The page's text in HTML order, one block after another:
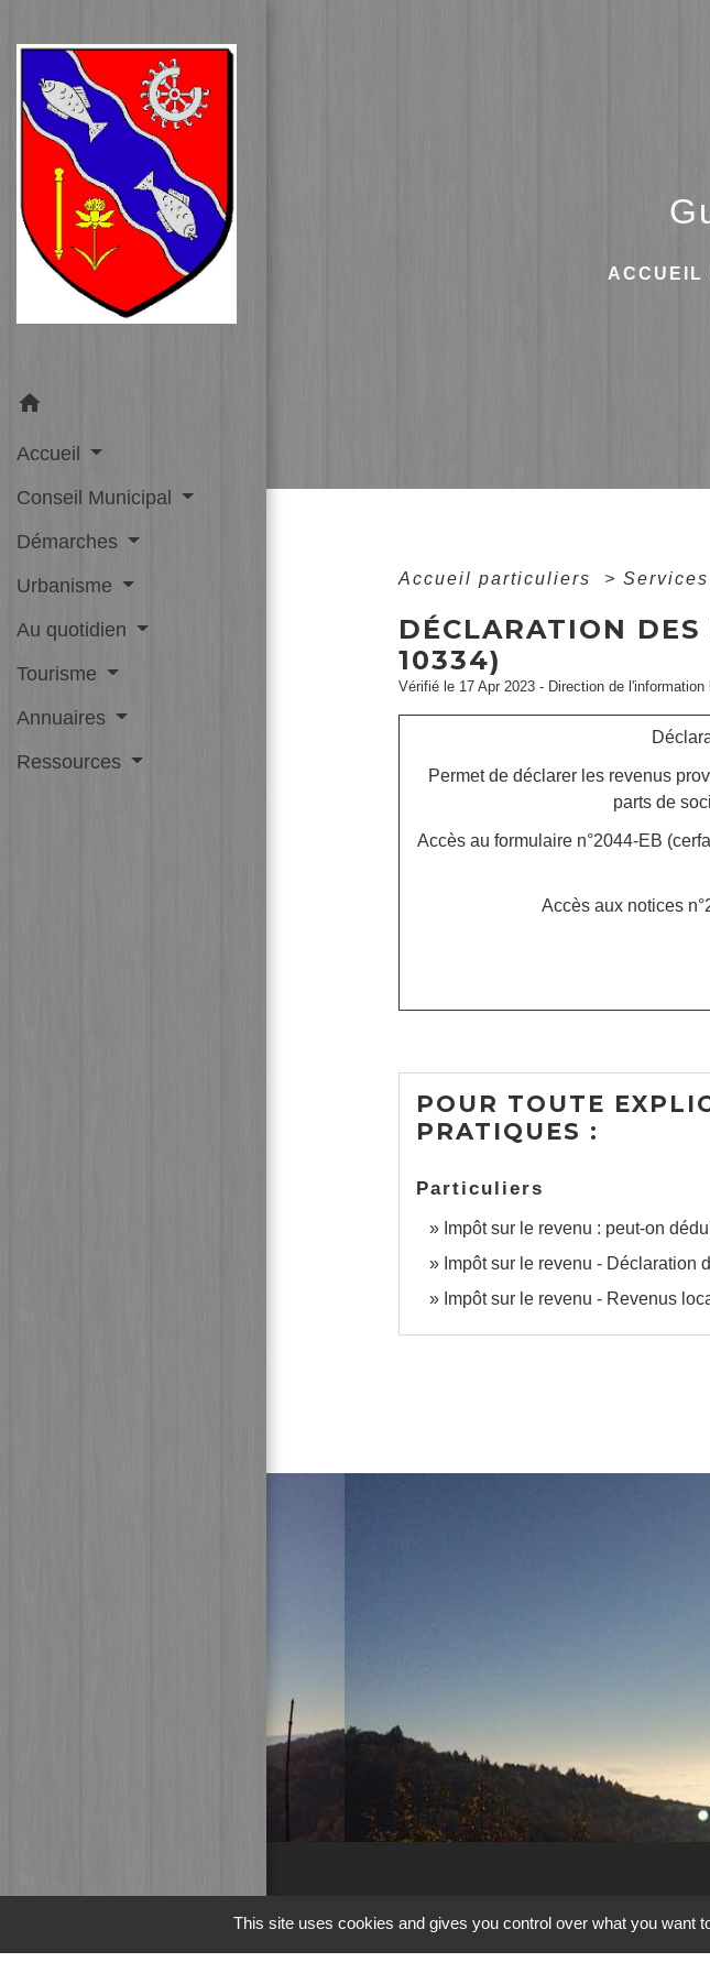
home
Accueil
Conseil Municipal
Démarches
Urbanisme
Au quotidien
Tourisme
Annuaires
Ressources
ACCUEIL
Accueil particuliers >
DÉCLARATION
10334)
Vérifié le 17 Apr 2023 - Direction de
Permet de déclarer les revenus
parts de
Accès au formulaire n°2044-EB
Accès aux notices
POUR TOUTE
PRATIQUES :
Particuliers
Impôt sur le revenu : peut-on
Impôt sur le revenu - Déclaration
Impôt sur le revenu - Revenus
Liens
This site uses cookies and gives you control over what you want